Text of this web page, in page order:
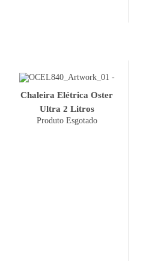
Chaleira Elétrica Oster
Ultra 2 Litros
Produto Esgotado